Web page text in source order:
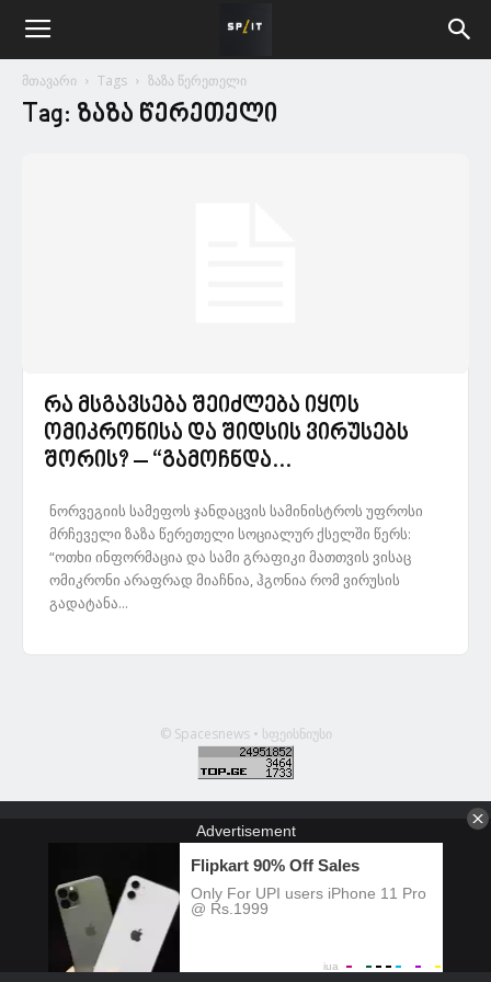
მთავარი Tags ზაზა წერეთელი
Tag: ზაზა წერეთელი
რა მსგავსება შეიძლება იყოს
ომიკრონისა და შიდსის ვირუსებს
შორის? – “გამოჩნდა...
ნორვეგიის სამეფოს ჯანდაცვის სამინისტროს უფროსი
მრჩეველი ზაზა წერეთელი სოციალურ ქსელში წერს:
“ოთხი ინფორმაცია და სამი გრაფიკი მათთვის ვისაც
ომიკრონი არაფრად მიაჩნია, ჰგონია რომ ვირუსის
გადატანა...
© Spacesnews • სფეისნიუსი